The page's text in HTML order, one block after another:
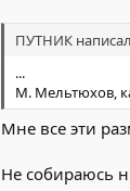
ПУТНИК
...
М. Мельтюхов,
Мне все эти
Не собираюсь